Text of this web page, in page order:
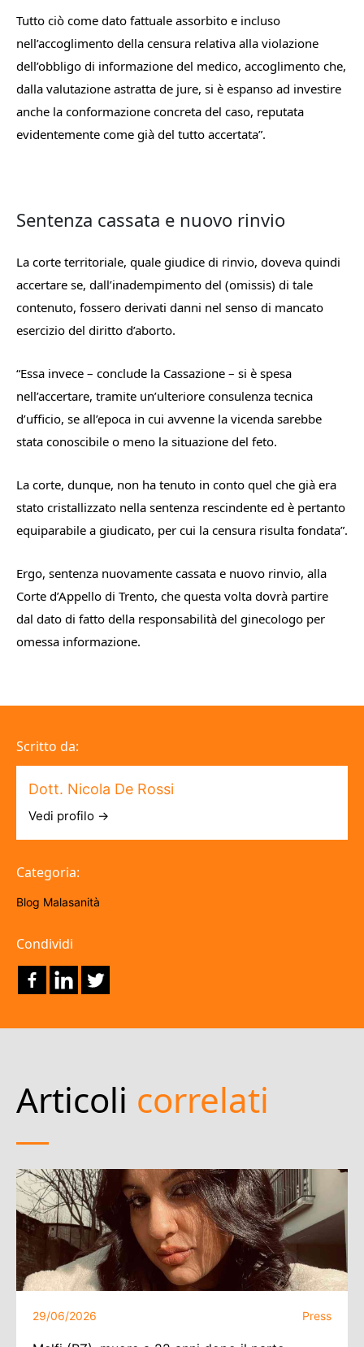
Tutto ciò come dato fattuale assorbito e incluso
nell’accoglimento della censura relativa alla violazione
dell’obbligo di informazione del medico, accoglimento che,
dalla valutazione astratta de jure, si è espanso ad investire
anche la conformazione concreta del caso, reputata
evidentemente come già del tutto accertata”.
Sentenza cassata e nuovo rinvio
La corte territoriale, quale giudice di rinvio, doveva quindi
accertare se, dall’inadempimento del (omissis) di tale
contenuto, fossero derivati danni nel senso di mancato
esercizio del diritto d’aborto.
“Essa invece – conclude la Cassazione – si è spesa
nell’accertare, tramite un’ulteriore consulenza tecnica
d’ufficio, se all’epoca in cui avvenne la vicenda sarebbe
stata conoscibile o meno la situazione del feto.
La corte, dunque, non ha tenuto in conto quel che già era
stato cristallizzato nella sentenza rescindente ed è pertanto
equiparabile a giudicato, per cui la censura risulta fondata”.
Ergo, sentenza nuovamente cassata e nuovo rinvio, alla
Corte d’Appello di Trento, che questa volta dovrà partire
dal dato di fatto della responsabilità del ginecologo per
omessa informazione.
Scritto da:
Dott. Nicola De Rossi
Vedi profilo →
Categoria:
Blog Malasanità
Condividi
Articoli correlati
29/06/2026 Press